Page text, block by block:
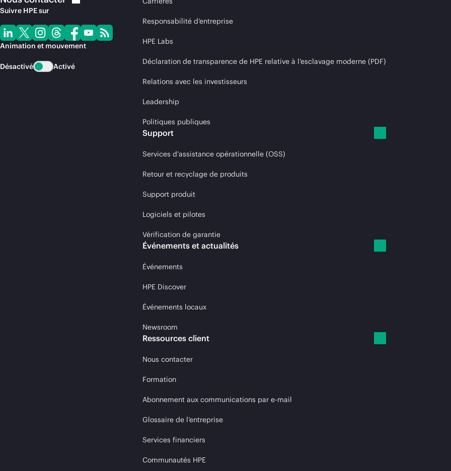
Suivre HPE sur
Animation et mouvement
Désactivé Activé
Responsabilité d’entreprise
HPE Labs
Déclaration de transparence de HPE relative à l’esclavage moderne (PDF)
Relations avec les investisseurs
Leadership
Politiques publiques
Support
Services d’assistance opérationnelle (OSS)
Retour et recyclage de produits
Support produit
Logiciels et pilotes
Vérification de garantie
Événements et actualités
Événements
HPE Discover
Événements locaux
Newsroom
Ressources client
Nous contacter
Formation
Abonnement aux communications par e-mail
Glossaire de l’entreprise
Services financiers
Communautés HPE